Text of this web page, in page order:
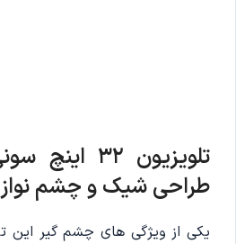
طراحی شیک و چشم نواز